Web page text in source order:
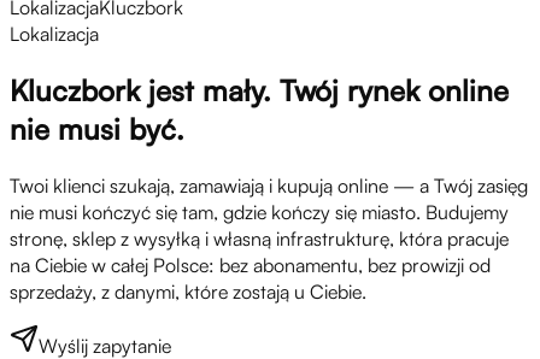
LokalizacjaKluczbork
Lokalizacja
Kluczbork jest mały. Twój rynek online
nie musi być.
Twoi klienci szukają, zamawiają i kupują online — a Twój zasięg
nie musi kończyć się tam, gdzie kończy się miasto. Budujemy
stronę, sklep z wysyłką i własną infrastrukturę, która pracuje
na Ciebie w całej Polsce: bez abonamentu, bez prowizji od
sprzedaży, z danymi, które zostają u Ciebie.
Wyślij zapytanie